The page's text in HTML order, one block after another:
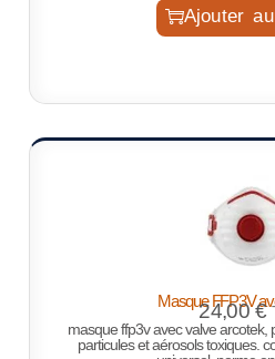
Ajouter
Masque FFP3V
24,00€
masque ffp3v avec valve arcotek,
particules et aérosols toxiques.